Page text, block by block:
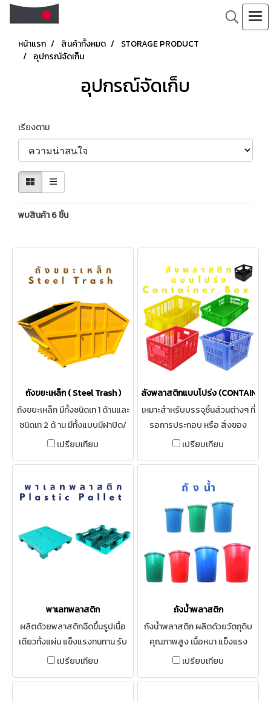
หน้าแรก สินค้าทั้งหมด
STORAGE PRODUCT
อุปกรณ์จัดเก็บ
อุปกรณ์จัดเก็บ
เรียงตาม
พบสินค้า 6 ชิ้น
ถังขยะเหล็ก ( Steel Trash )
ถังขยะเหล็ก มีทั้งชนิดเท 1 ด้านและ
ชนิดเท 2 ด้ าน มีทั้งแบบมีฝาปิด/
และไม่มีฝาปิด - ความจุถังมี 4
เป็นขนาดมาตรฐานเดียวกับ
เทศบาล หน่วยงานและโรงงาน
หลาย เนื่องจากสามารถบรรจุขยะ
ได้จำนวนมาก และยังง่ายต่อการ
เทขยะออกจากถัง ด้วยตัวถังผ่าน
โครงสร้างหลักของถังผลิตจาก
แผ่นเหล็ก รูปพรรณมีความหนา
พิเศษ มีความแข็งแรงทนทาน อายุ
เปรียบเทียบ
ลังพลาสติกแบบโปร่ง (CONTAINER
เหมาะสำหรับบรรจุชิ้นส่วนต่างๆ ที่
รอการประกอบ หรือ สิ่งของ
ต่างๆ ที่ไม่มีหีบห่อ เพื่อความเป็น
ทนต่อสารเคมี ไม่ดูดซึมความชื้น
หมดปัญหาเรื่องมอดหรือปลวก
เปรียบเทียบ
พาเลทพลาสติก
ผลิตด้วยพลาสติกฉีดขึ้นรูปเนื้อ
เดียวทั้งแผ่น แข็งแรงทนทาน รับ
น้ำหนักได้มาก สามารถเลือกใช้งาน
เปรียบเทียบ
ถังน้ำพลาสติก
ถังน้ำพลาสติก ผลิตด้วยวัตถุดิบ
คุณภาพสูง เนื้อหนา แข็งแรง
ทนทาน พร้อมฝาปิด
เปรียบเทียบ